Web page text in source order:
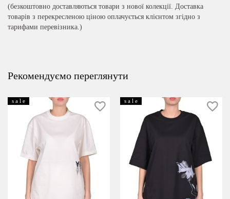
(безкоштовно доставляються товари з нової колекції. Доставка
товарів з перекресленою ціною оплачується клієнтом згідно з
тарифами перевізника.)
Рекомендуємо переглянути
s a l e s a l e